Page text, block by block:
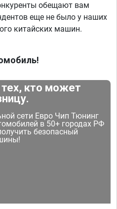
обещают вам
еще не было у наших
китайских машин.
кто может
сети Евро Чип Тюнинг
в 50+ городах РФ
безопасный